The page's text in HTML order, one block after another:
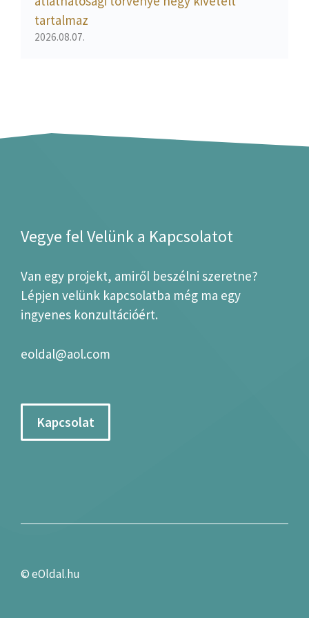
tartalmaz
2026.08.07.
Vegye fel Velünk a Kapcsolatot
Van egy projekt, amiről beszélni szeretne?
Lépjen velünk kapcsolatba még ma egy
ingyenes konzultációért.
eoldal@aol.com
Kapcsolat
©eOldal.hu